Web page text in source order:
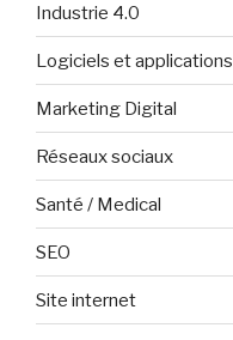
Industrie 4.0
Logiciels et applications
Marketing Digital
Réseaux sociaux
Santé / Medical
SEO
Site internet